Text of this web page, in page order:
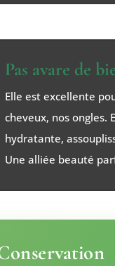
Pas avare de
Elle est excellente
cheveux, nos ongles.
hydratante,
Une alliée beauté